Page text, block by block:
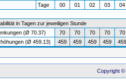
Tage 00 01 02 03 04
in Tagen zur jeweiligen Stunde
(Ø 70.37)
70 70 70 70
70
(Ø 459.13)
459 459 459 459 459
Copyright ©